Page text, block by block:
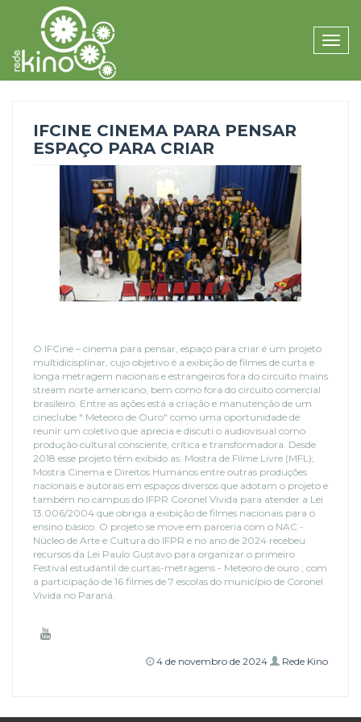
Toggle
IFCINE CINEMA PARA PENSAR
ESPAÇO PARA CRIAR
O IFCine – cinema para pensar, espaço para criar é um projeto
multidicisplinar, cujo objetivo é a exibição de filmes de curta e
longa metragem nacionais e estrangeiros fora do circuito mains
stream norte americano, bem como fora do circuito comercial
brasileiro. Entre as ações está a criação e manutenção de um
cineclube " Meteoro de Ouro" como uma oportunidade de
reunir um coletivo que aprecia e discuti o audiovisual como
produção cultural consciente, crítica e transformadora. Desde
2018 esse projeto têm exibido as: Mostra de Filme Livre (MFL);
Mostra Cinema e Direitos Humanos entre outras produções
nacionais e autorais em espaços diversos que adotam o projeto e
também no campus do IFPR Coronel Vivida para atender a Lei
13.006/2004 que obriga a exibição de filmes nacionais para o
ensino básico. O projeto se move em parceria com o NAC -
Núcleo de Arte e Cultura do IFPR e no ano de 2024 recebeu
recursos da Lei Paulo Gustavo para organizar o primeiro
Festival estudantil de curtas-metragens - Meteoro de ouro ; com
a participação de 16 filmes de 7 escolas do município de Coronel
Vivida no Paraná.
4 de novembro de 2024 Rede Kino